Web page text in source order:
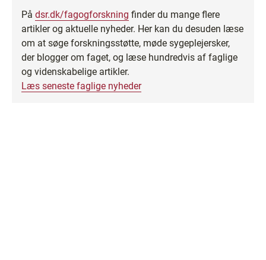
På dsr.dk/fagogforskning finder du mange flere
artikler og aktuelle nyheder. Her kan du desuden læse
om at søge forskningsstøtte, møde sygeplejersker,
der blogger om faget, og læse hundredvis af faglige
og videnskabelige artikler.
Læs seneste faglige nyheder